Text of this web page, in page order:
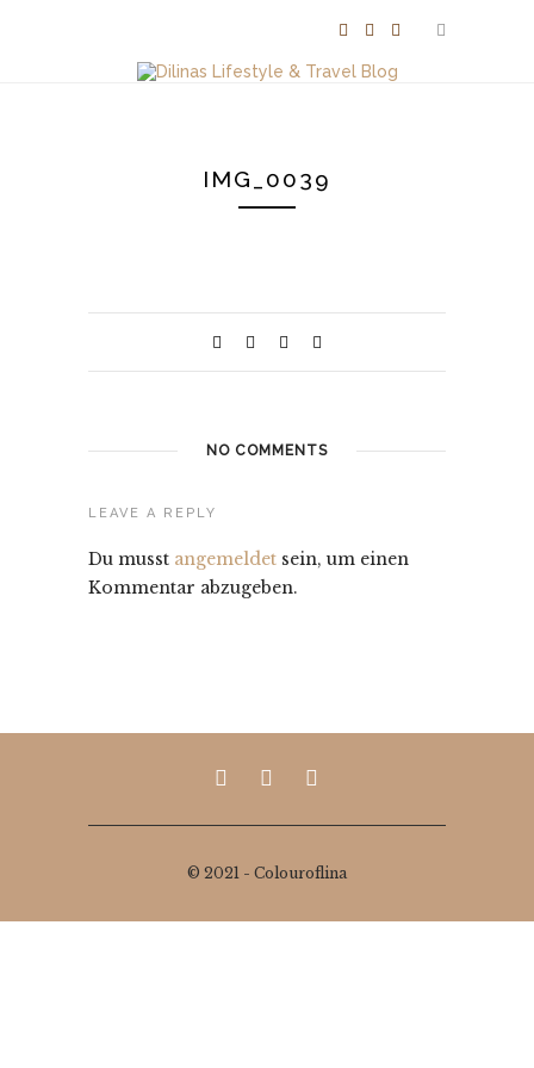
IMG_0039
NO COMMENTS
LEAVE A REPLY
Du musst angemeldet sein, um einen
Kommentar abzugeben.
© 2021 - Colouroflina